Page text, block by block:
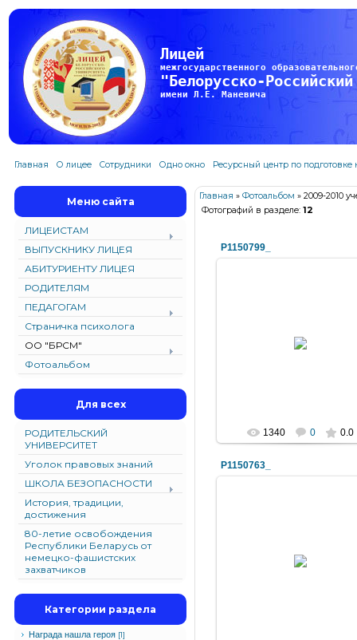
Лицей
межгосударственного
"Белорусско-
имени Л.Е. Маневича
Главная О лицее Сотрудники Одно окно Ресурсный центр по подготовке
Меню сайта
ЛИЦЕИСТАМ
ВЫПУСКНИКУ ЛИЦЕЯ
АБИТУРИЕНТУ ЛИЦЕЯ
РОДИТЕЛЯМ
ПЕДАГОГАМ
Страничка психолога
ОО "БРСМ"
Фотоальбом
Для всех
РОДИТЕЛЬСКИЙ
УНИВЕРСИТЕТ
Уголок правовых знаний
ШКОЛА БЕЗОПАСНОСТИ
История, традиции,
достижения
80-летие освобождения
Республики Беларусь от
немецко-фашистских
захватчиков
Категории раздела
Награда нашла героя [1]
Главная » Фотоальбом » 2009-2010
Фотографий в разделе: 12
P1150799_
1340 0 0.0
P1150763_